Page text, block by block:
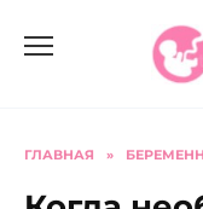
ГЛАВНАЯ »